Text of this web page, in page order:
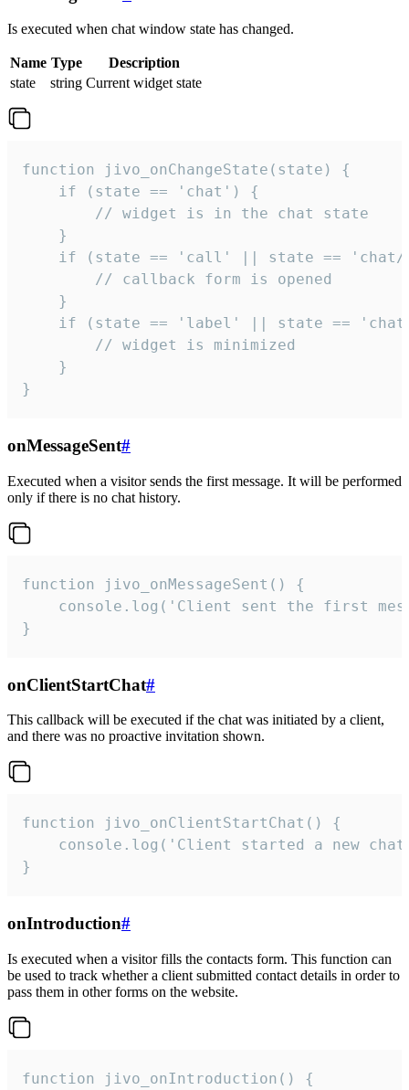
Is executed when chat window state has changed.
Name Type
Description
state
string Current widget state
function jivo_onChangeState(state) {
    if (state == 'chat') {
        // widget is in the chat state
    }
if (state == 'call' || state ==
        // callback form is opened
    }
if (state == 'label' || state ==
        // widget is minimized
    }
}
onMessageSent#
Executed when a visitor sends the first message. It will be performed
only if there is no chat history.
function jivo_onMessageSent() {
console.log('Client sent the first
}
onClientStartChat#
This callback will be executed if the chat was initiated by a client,
and there was no proactive invitation shown.
function jivo_onClientStartChat() {
console.log('Client started a new
}
onIntroduction#
Is executed when a visitor fills the contacts form. This function can
be used to track whether a client submitted contact details in order to
pass them in other forms on the website.
function jivo_onIntroduction() {